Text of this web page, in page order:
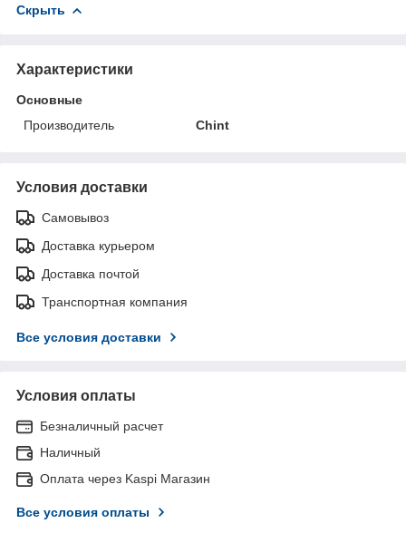
Скрыть
Характеристики
Основные
Производитель
Chint
Условия доставки
Самовывоз
Доставка курьером
Доставка почтой
Транспортная компания
Все условия доставки
Условия оплаты
Безналичный расчет
Наличный
Оплата через Kaspi Магазин
Все условия оплаты